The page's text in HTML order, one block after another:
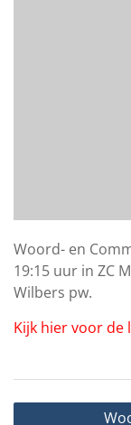
Woord- en
19:15 uur in ZC
Wilbers pw.
Kijk hier voor de
Bericht